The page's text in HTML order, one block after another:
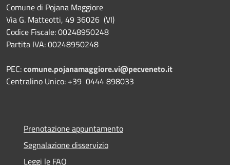
Comune di Pojana Maggiore
Via G. Matteotti, 49 36026 (VI)
Codice Fiscale: 00248950248
Partita IVA: 00248950248
PEC:comune.pojanamaggiore.vi@pecveneto.it
Centralino Unico: +39 0444 898033
Prenotazione appuntamento
Segnalazione disservizio
Leggi le FAQ